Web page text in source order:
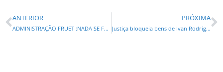
ANTERIOR
ADMINISTRAÇÃO FRUET :NADA SE FAZ TUDO SE COPIA…UMA CIDADE CALMA DO JEITO DO ALCAIDE!
PRÓXIMA
Justiça bloqueia bens de Ivan Rodrigues e mais 17 por improbidade administrativa